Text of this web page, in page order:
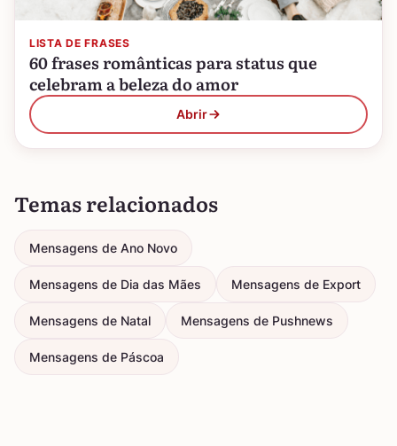
LISTA DE FRASES
60 frases românticas para status que
celebram a beleza do amor
Abrir
Temas relacionados
Mensagens de Ano Novo
Mensagens de Dia das Mães Mensagens de Export
Mensagens de Natal Mensagens de Pushnews
Mensagens de Páscoa